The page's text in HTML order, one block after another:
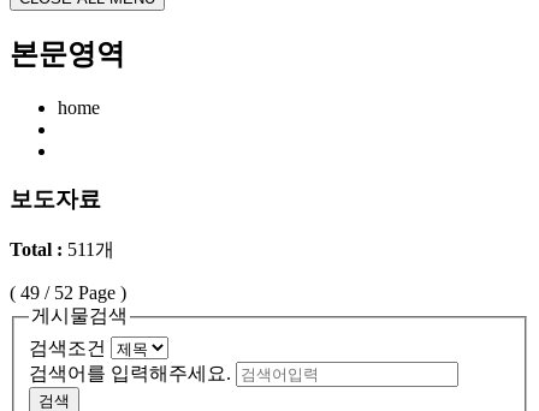
본문영역
home
보도자료
Total : 511개
( 49 / 52 Page )
게시물검색
검색조건
검색어를 입력해주세요.
검색